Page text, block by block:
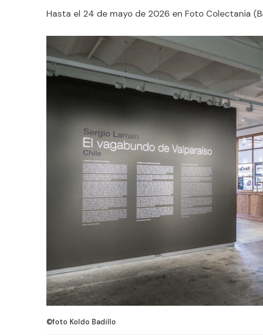
Hasta el 24 de mayo de 2026 en Foto Colectania
©foto Koldo Badillo